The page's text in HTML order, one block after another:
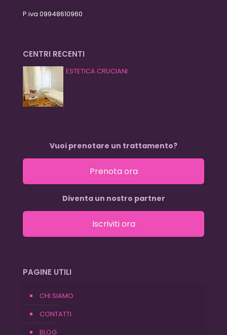
P.iva 09948610960
CENTRI RECENTI
ESTETICA CRUCIANI
Vuoi prenotare un trattamento?
Prenota ora
Diventa un nostro partner
Iscriviti ora
PAGINE UTILI
CHI SIAMO
CONTATTI
BLOG